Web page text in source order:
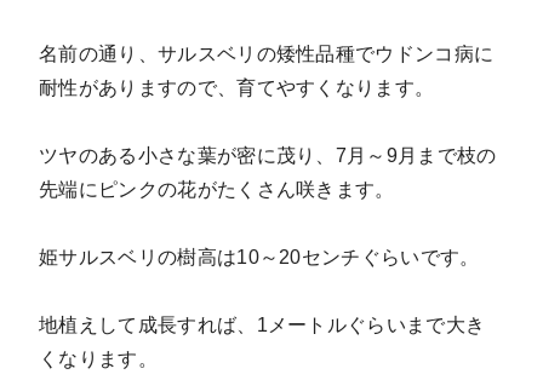
名前の通り、サルスベリの矮性品種でウドンコ病に
耐性がありますので、育てやすくなります。
ツヤのある小さな葉が密に茂り、7月～9月まで枝の
先端にピンクの花がたくさん咲きます。
姫サルスベリの樹高は10～20センチぐらいです。
地植えして成長すれば、1メートルぐらいまで大き
くなります。